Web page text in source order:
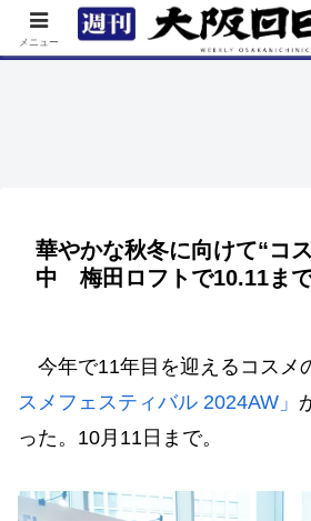
TOP 特集 ニュース 連載
華やかな秋冬に向けて“コ
中 梅田ロフトで10.11ま
今年で11年目を迎えるコスメ
スメフェスティバル 2024AW」
った。10月11日まで。
メニュー